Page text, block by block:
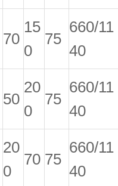
70
15
0
75
660/11
40
50
20
0
75
660/11
40
20
0
70 75
660/11
40